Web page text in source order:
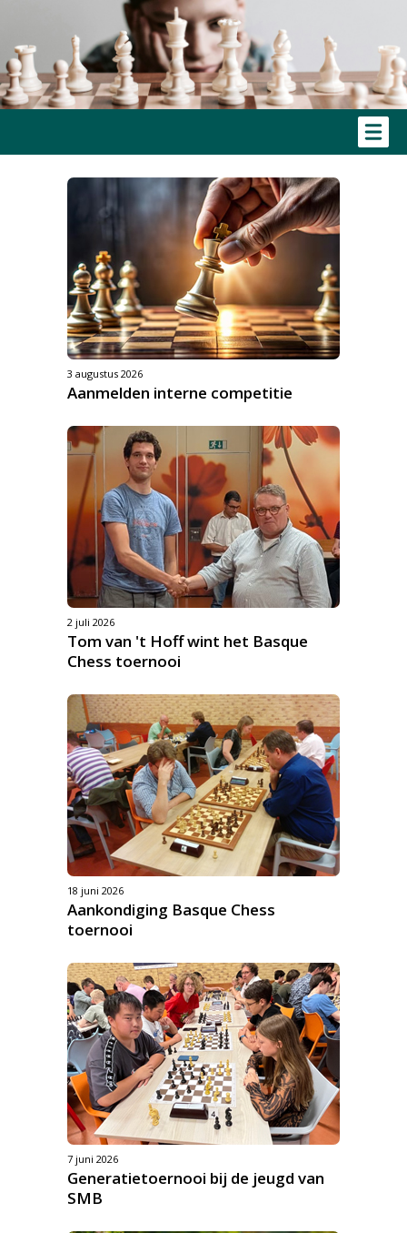
3 augustus 2026
Aanmelden interne competitie
2 juli 2026
Tom van 't Hoff wint het Basque
Chess toernooi
18 juni 2026
Aankondiging Basque Chess
toernooi
7 juni 2026
Generatietoernooi bij de jeugd van
SMB